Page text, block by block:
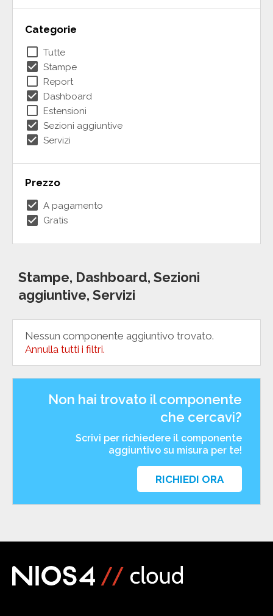
Categorie
check_box_outline_blank Tutte
check_box Stampe
check_box_outline_blank Report
check_box Dashboard
check_box_outline_blank Estensioni
check_box Sezioni aggiuntive
check_box Servizi
Prezzo
check_box A pagamento
check_box Gratis
Stampe, Dashboard, Sezioni
aggiuntive, Servizi
Nessun componente aggiuntivo trovato.
Annulla tutti i filtri.
Non hai trovato il componente
che cercavi?
Scrivi per richiedere il componente
aggiuntivo su misura per te!
RICHIEDI ORA